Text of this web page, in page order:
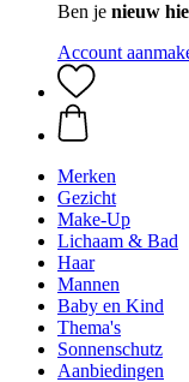
Ben je nieuw
Account
Merken
Gezicht
Make-Up
Lichaam & Bad
Haar
Mannen
Baby en Kind
Thema's
Sonnenschutz
Aanbiedingen